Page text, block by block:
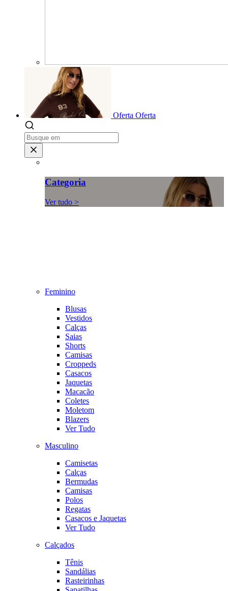
Oferta Oferta
Categoria
Ver tudo >
Feminino
Blusas
Vestidos
Calças
Saias
Shorts
Camisas
Croppeds
Casacos
Jaquetas
Macacão
Coletes
Moletom
Blazers
Ver Tudo
Masculino
Camisetas
Calças
Bermudas
Camisas
Polos
Regatas
Casacos e Jaquetas
Ver Tudo
Calçados
Tênis
Sandálias
Rasteirinhas